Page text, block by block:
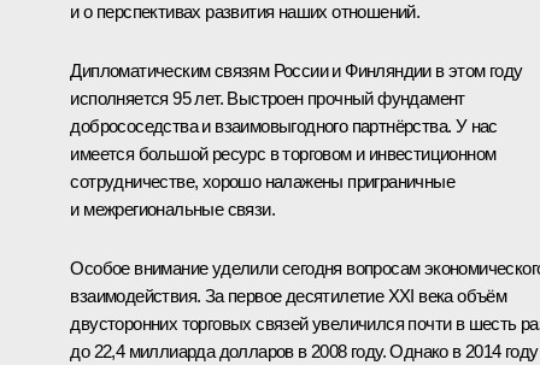
и о перспективах развития наших отношений.
Дипломатическим связям России и Финляндии в этом году
исполняется 95 лет. Выстроен прочный фундамент
добрососедства и взаимовыгодного партнёрства. У нас
имеется большой ресурс в торговом и инвестиционном
сотрудничестве, хорошо налажены приграничные
и межрегиональные связи.
Особое внимание уделили сегодня вопросам
взаимодействия. За первое десятилетие XXI века объём
двусторонних торговых связей увеличился почти в шесть
до 22,4 миллиарда долларов в 2008 году. Однако в 2014 году